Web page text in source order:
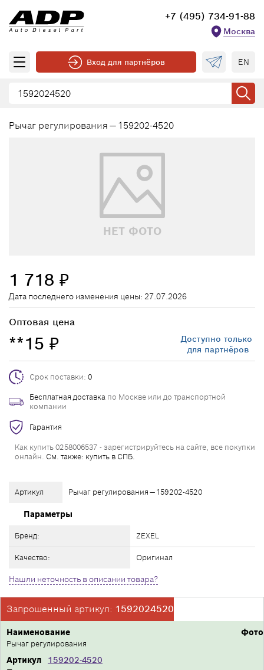
+7 (495) 734-91-88
Москва
Вход для партнёров EN
Рычаг регулирования — 159202-4520
НЕТ ФОТО
Артикул Рычаг регулирования — 159202-4520
Параметры
Бренд: ZEXEL
Качество: Оригинал
Нашли неточность в описании товара?
1 718 ₽
Дата последнего изменения цены: 27.07.2026
Оптовая цена
**15 ₽
Доступно только
для партнёров
Срок поставки: 0
Бесплатная доставка по Москве или до транспортной
компании
Гарантия
Как купить 0258006537 - зарегистрируйтесь на сайте, все покупки
онлайн. См. также: купить в СПБ.
Запрошенный артикул: 1592024520
Фото
Артикул 159202-4520
Наименование
Рычаг регулирования